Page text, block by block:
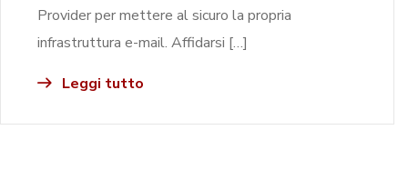
Provider per mettere al sicuro la propria
infrastruttura e-mail. Affidarsi […]
Leggi tutto